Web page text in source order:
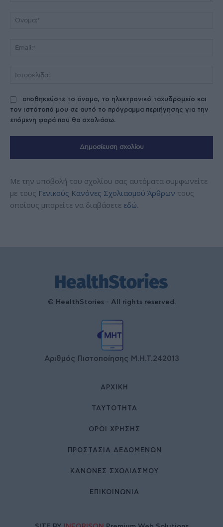
αποθηκεύστε το όνομα, το ηλεκτρονικό ταχυδρομείο και
τον ιστότοπό μου σε αυτό το πρόγραμμα περιήγησης για την
επόμενη φορά που θα σχολιάσω.
Με την υποβολή του σχολίου σας αυτόματα συμφωνείτε
με τους Γενικούς Κανόνες Σχολιασμού Άρθρων τους
οποίους μπορείτε να διαβάσετε εδώ.
© HealthStories - All rights reserved.
Αριθμός Πιστοποίησης Μ.Η.Τ.242013
ΑΡΧΙΚΉ
ΤΑΥΤΌΤΗΤΑ
ΌΡΟΙ ΧΡΉΣΗΣ
ΠΡΟΣΤΑΣΙΑ ΔΕΔΟΜΕΝΩΝ
ΚΑΝΟΝΕΣ ΣΧΟΛΙΑΣΜΟΥ
ΕΠΙΚΟΙΝΩΝΊΑ